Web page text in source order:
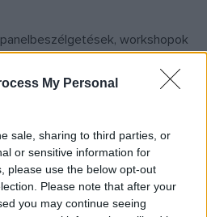
My Personal
sale, sharing to third parties, or
or sensitive information for
please use the below opt-out
Please note that after your
you may continue seeing
workshopok
a sales és forgalmazás
felé vezető út. A program
salesügynökök, forgalmazók,
is szerepelnek Európa